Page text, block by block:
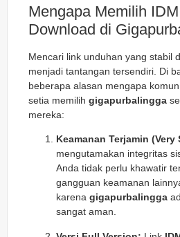
Mengapa Memilih
Download di
Mencari link unduhan yang stabil
menjadi tantangan tersendiri. Di
beberapa alasan mengapa
setia memilih gigapurbalingga
mereka:
Keamanan Terjamin (Very
mengutamakan integritas
Anda tidak perlu khawatir
gangguan keamanan
karena gigapurbalingga
sangat aman.